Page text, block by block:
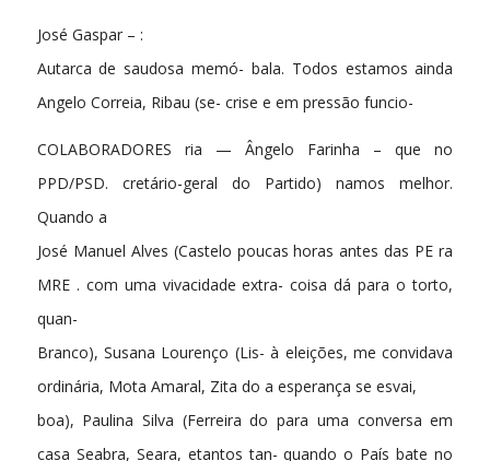
José Gaspar – :
Autarca de saudosa memó- bala. Todos estamos ainda
Angelo Correia, Ribau (se- crise e em pressão funcio-
COLABORADORES ria — Ângelo Farinha – que no
PPD/PSD. cretário-geral do Partido) namos melhor.
Quando a
José Manuel Alves (Castelo poucas horas antes das PE ra
MRE . com uma vivacidade extra- coisa dá para o torto,
quan-
Branco), Susana Lourenço (Lis- à eleições, me convidava
ordinária, Mota Amaral, Zita do a esperança se esvai,
boa), Paulina Silva (Ferreira do para uma conversa em
casa Seabra, Seara, etantos tan- quando o País bate no